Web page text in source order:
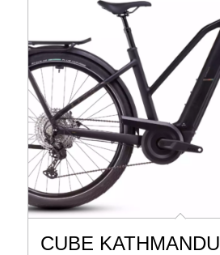
CUBE KATHMANDU